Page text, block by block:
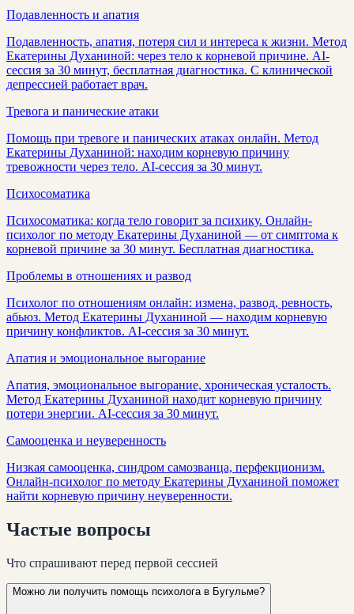
Подавленность и апатия
Подавленность, апатия, потеря сил и интереса к жизни. Метод
Екатерины Духаниной: через тело к корневой причине. AI-
сессия за 30 минут, бесплатная диагностика. С клинической
депрессией работает врач.
Тревога и панические атаки
Помощь при тревоге и панических атаках онлайн. Метод
Екатерины Духаниной: находим корневую причину
тревожности через тело. AI-сессия за 30 минут.
Психосоматика
Психосоматика: когда тело говорит за психику. Онлайн-
психолог по методу Екатерины Духаниной — от симптома к
корневой причине за 30 минут. Бесплатная диагностика.
Проблемы в отношениях и развод
Психолог по отношениям онлайн: измена, развод, ревность,
абьюз. Метод Екатерины Духаниной — находим корневую
причину конфликтов. AI-сессия за 30 минут.
Апатия и эмоциональное выгорание
Апатия, эмоциональное выгорание, хроническая усталость.
Метод Екатерины Духаниной находит корневую причину
потери энергии. AI-сессия за 30 минут.
Самооценка и неуверенность
Низкая самооценка, синдром самозванца, перфекционизм.
Онлайн-психолог по методу Екатерины Духаниной поможет
найти корневую причину неуверенности.
Частые вопросы
Что спрашивают перед первой сессией
Можно ли получить помощь психолога в Бугульме?